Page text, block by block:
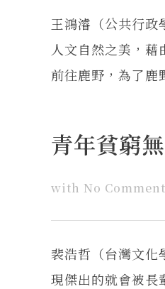
王鴻濬（公共行
人文自然之美，
前往鹿野，為了鹿
青年貧窮
with No Comment
裴浩哲（台灣文
現傑出的就會被長